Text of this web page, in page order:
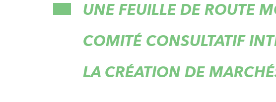
UNE FEUILLE DE ROUTE
COMITÉ CONSULTATIF
LA CRÉATION DE